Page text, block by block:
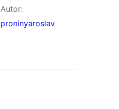
Autor:
proninyaroslav